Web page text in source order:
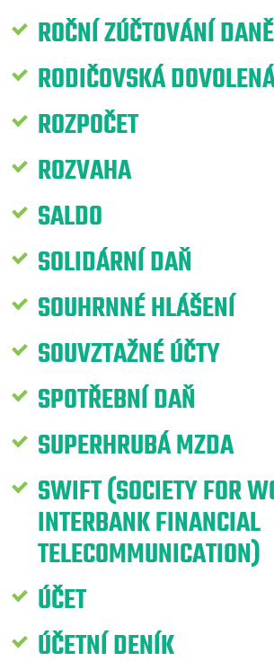
ROČNÍ ZÚČTOVÁNÍ
RODIČOVSKÁ
ROZPOČET
ROZVAHA
SALDO
SOLIDÁRNÍ DAŇ
SOUHRNNÉ HLÁŠENÍ
SOUVZTAŽNÉ ÚČTY
SPOTŘEBNÍ DAŇ
SUPERHRUBÁ MZDA
SWIFT (SOCIETY FOR
INTERBANK FINANCIAL
TELECOMMUNICATION)
ÚČET
ÚČETNÍ DENÍK